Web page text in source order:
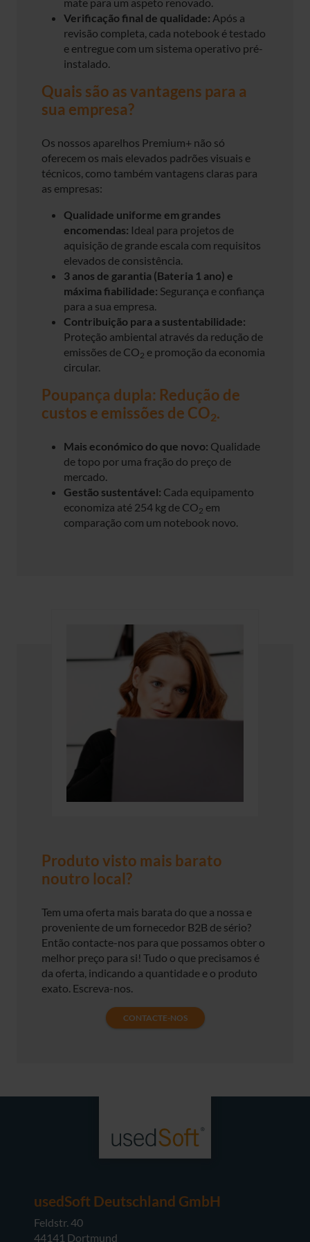
Verificação final de qualidade: Após a
revisão completa, cada notebook é testado
e entregue com um sistema operativo pré-
instalado.
Quais são as vantagens para a
sua empresa?
Os nossos aparelhos Premium+ não só
oferecem os mais elevados padrões visuais e
técnicos, como também vantagens claras para
as empresas:
Qualidade uniforme em grandes
encomendas: Ideal para projetos de
aquisição de grande escala com requisitos
elevados de consistência.
3 anos de garantia (Bateria 1 ano) e
máxima fiabilidade: Segurança e confiança
para a sua empresa.
Contribuição para a sustentabilidade:
Proteção ambiental através da redução de
emissões de CO2 e promoção da economia
circular.
Poupança dupla: Redução de
custos e emissões de CO2.
Mais económico do que novo: Qualidade
de topo por uma fração do preço de
mercado.
Gestão sustentável: Cada equipamento
economiza até 254 kg de CO2 em
comparação com um notebook novo.
Produto visto mais barato
noutro local?
Tem uma oferta mais barata do que a nossa e
proveniente de um fornecedor B2B de sério?
Então contacte-nos para que possamos obter o
melhor preço para si! Tudo o que precisamos é
da oferta, indicando a quantidade e o produto
exato. Escreva-nos.
CONTACTE-NOS
usedSoft Deutschland GmbH
Feldstr. 40
44141 Dortmund